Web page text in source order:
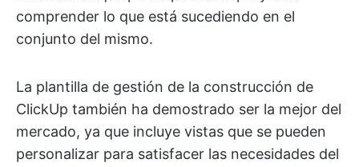
comprender lo que está sucediendo en el
conjunto del mismo.
La plantilla de gestión de la construcción de
ClickUp también ha demostrado ser la mejor del
mercado, ya que incluye vistas que se pueden
personalizar para satisfacer las necesidades del